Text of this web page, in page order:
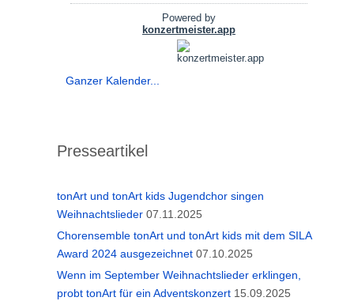
Ganzer Kalender...
Presseartikel
tonArt und tonArt kids Jugendchor singen
Weihnachtslieder 07.11.2025
Chorensemble tonArt und tonArt kids mit dem SILA
Award 2024 ausgezeichnet 07.10.2025
Wenn im September Weihnachtslieder erklingen,
probt tonArt für ein Adventskonzert 15.09.2025